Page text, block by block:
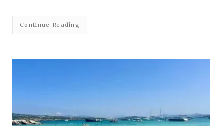
Continue Reading